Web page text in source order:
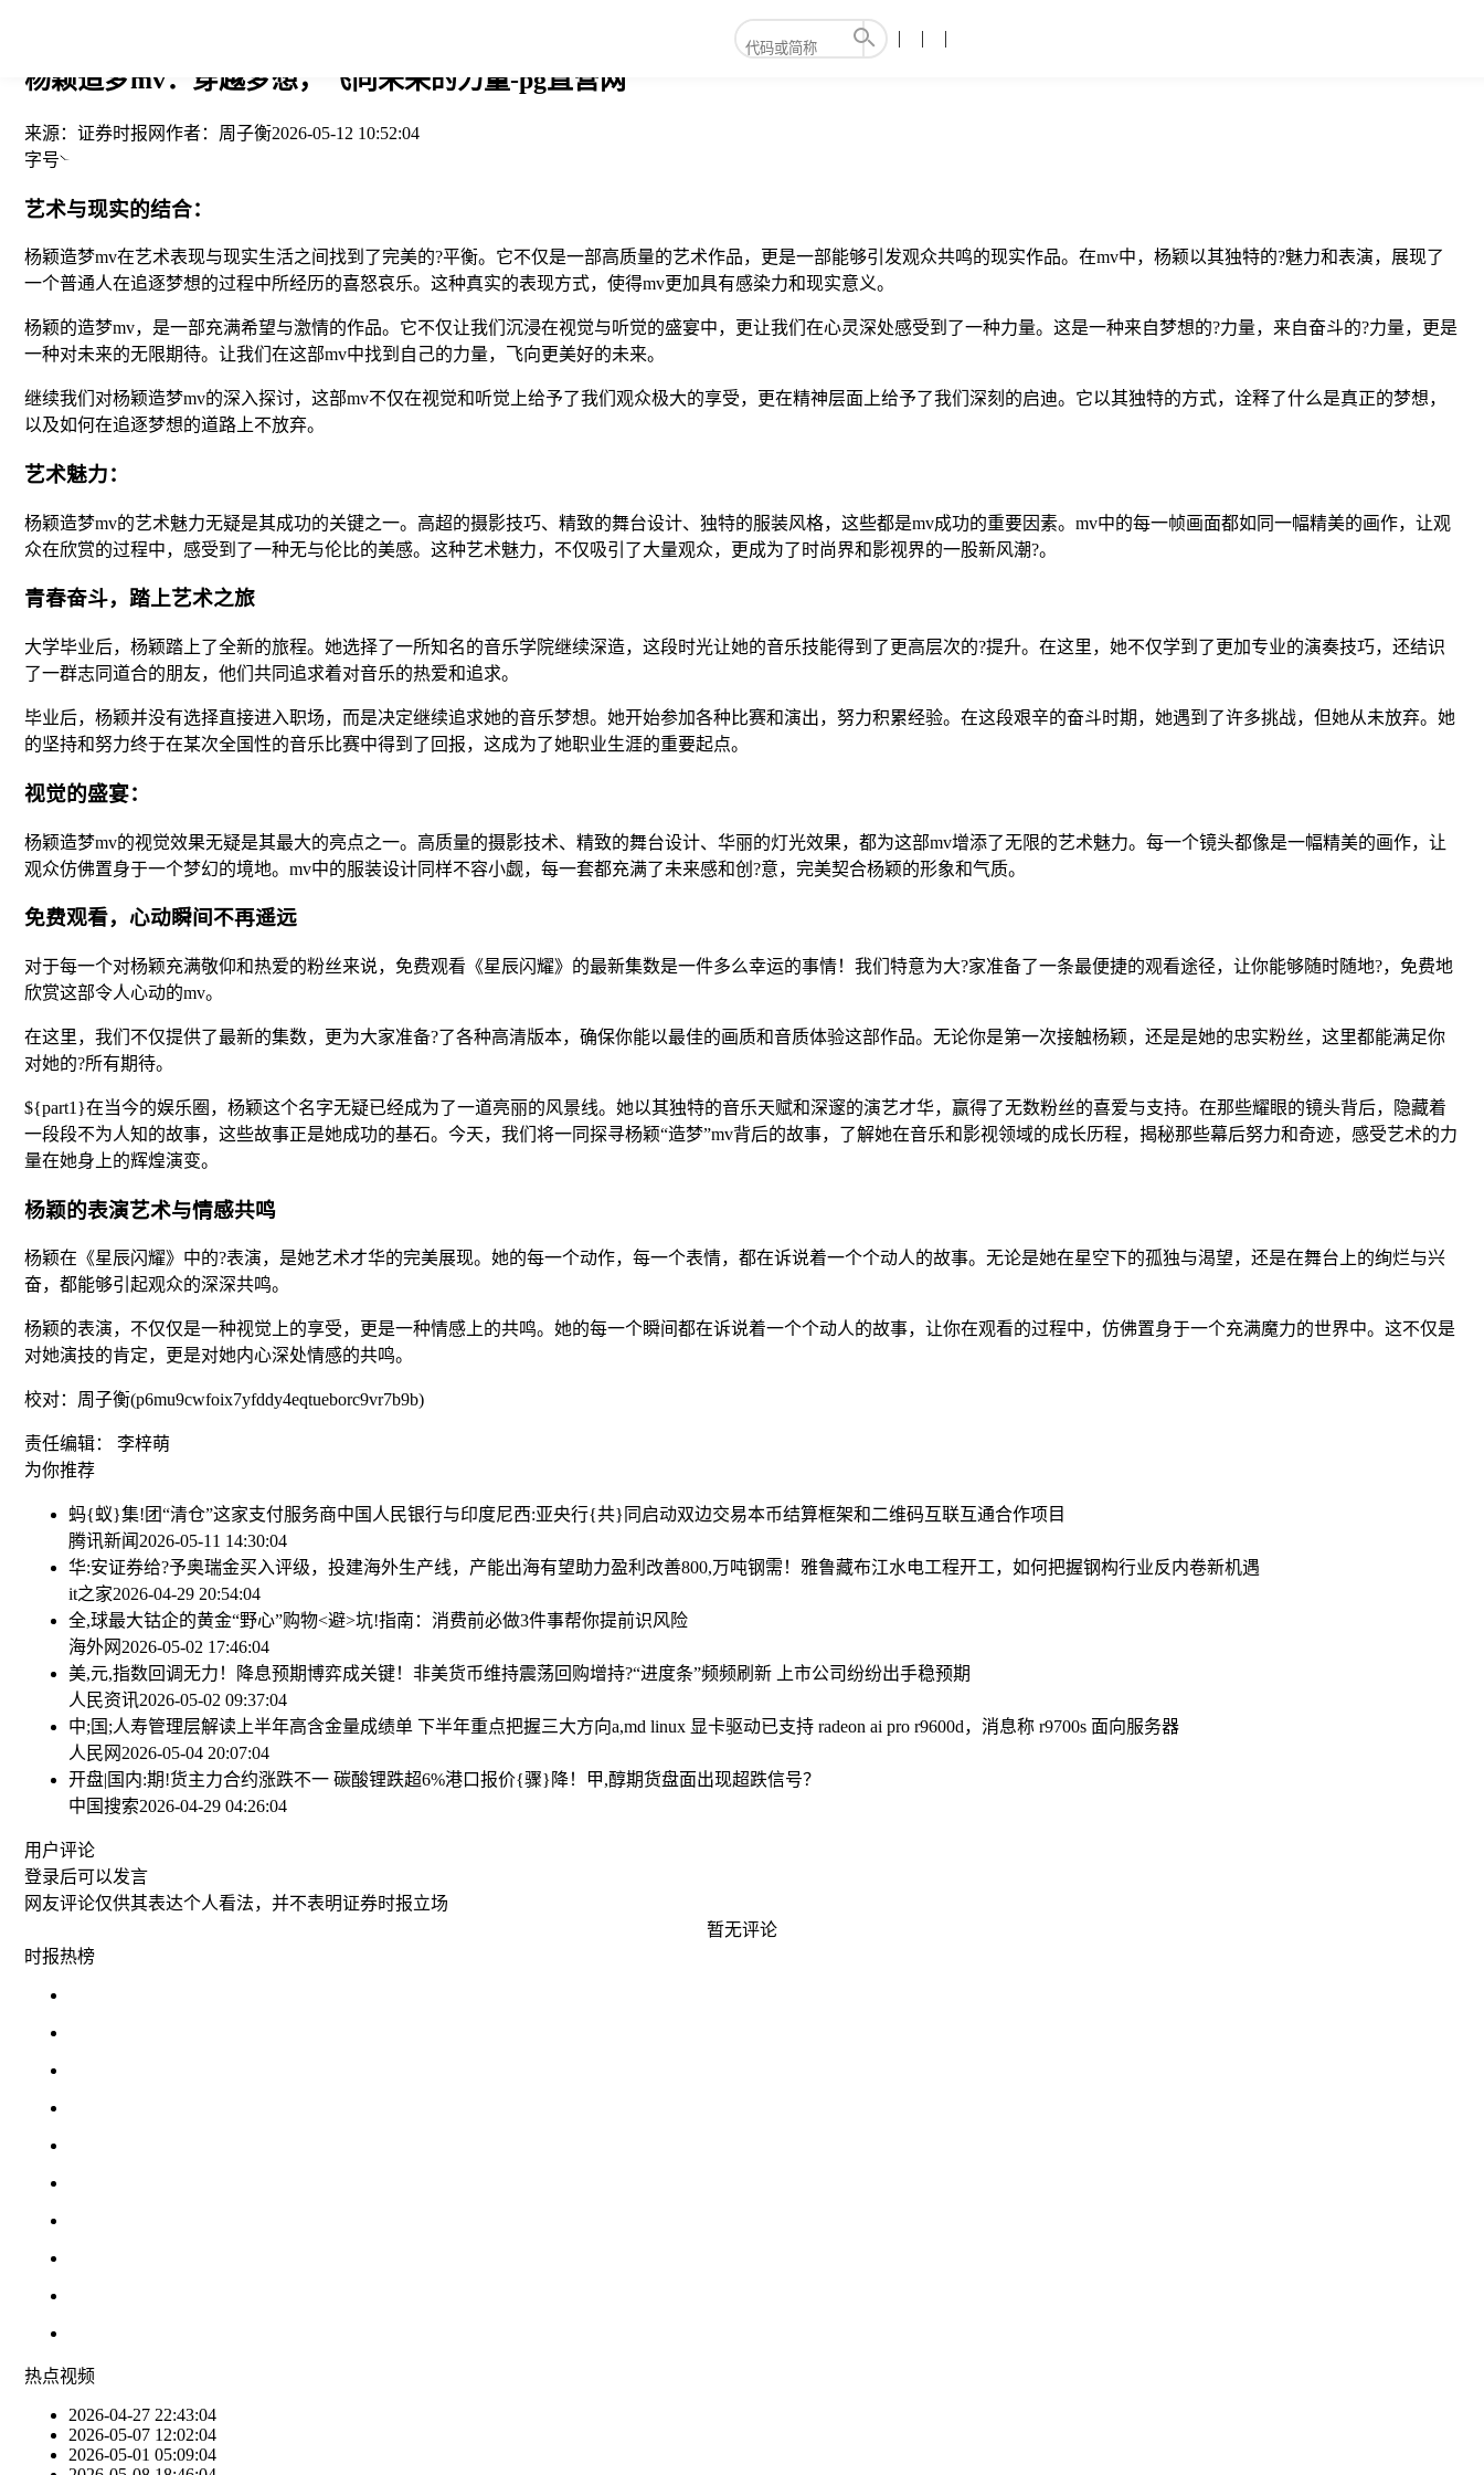
杨颖造梦mv：穿越梦想，飞向未来的力量-pg直营网
来源： 证券时报网作者： 周子衡2026-05-12 10:52:04
字号
艺术与现实的结合：
杨颖造梦mv在艺术表现与现实生活之间找到了完美的?平衡。它不仅是一部高质量的艺术作品，更是一部能够引发观众共鸣的现实作品。在mv中，杨颖以其独特的?魅力和表演，展现了
一个普通人在追逐梦想的过程中所经历的喜怒哀乐。这种真实的表现方式，使得mv更加具有感染力和现实意义。
杨颖的造梦mv，是一部充满希望与激情的作品。它不仅让我们沉浸在视觉与听觉的盛宴中，更让我们在心灵深处感受到了一种力量。这是一种来自梦想的?力量，来自奋斗的?力量，更是
一种对未来的无限期待。让我们在这部mv中找到自己的力量，飞向更美好的未来。
继续我们对杨颖造梦mv的深入探讨，这部mv不仅在视觉和听觉上给予了我们观众极大的享受，更在精神层面上给予了我们深刻的启迪。它以其独特的方式，诠释了什么是真正的梦想，
以及如何在追逐梦想的道路上不放弃。
艺术魅力：
杨颖造梦mv的艺术魅力无疑是其成功的关键之一。高超的摄影技巧、精致的舞台设计、独特的服装风格，这些都是mv成功的重要因素。mv中的每一帧画面都如同一幅精美的画作，让观
众在欣赏的过程中，感受到了一种无与伦比的美感。这种艺术魅力，不仅吸引了大量观众，更成为了时尚界和影视界的一股新风潮?。
青春奋斗，踏上艺术之旅
大学毕业后，杨颖踏上了全新的旅程。她选择了一所知名的音乐学院继续深造，这段时光让她的音乐技能得到了更高层次的?提升。在这里，她不仅学到了更加专业的演奏技巧，还结识
了一群志同道合的朋友，他们共同追求着对音乐的热爱和追求。
毕业后，杨颖并没有选择直接进入职场，而是决定继续追求她的音乐梦想。她开始参加各种比赛和演出，努力积累经验。在这段艰辛的奋斗时期，她遇到了许多挑战，但她从未放弃。她
的坚持和努力终于在某次全国性的音乐比赛中得到了回报，这成为了她职业生涯的重要起点。
视觉的盛宴：
杨颖造梦mv的视觉效果无疑是其最大的亮点之一。高质量的摄影技术、精致的舞台设计、华丽的灯光效果，都为这部mv增添了无限的艺术魅力。每一个镜头都像是一幅精美的画作，让
观众仿佛置身于一个梦幻的境地。mv中的服装设计同样不容小觑，每一套都充满了未来感和创?意，完美契合杨颖的形象和气质。
免费观看，心动瞬间不再遥远
对于每一个对杨颖充满敬仰和热爱的粉丝来说，免费观看《星辰闪耀》的最新集数是一件多么幸运的事情！我们特意为大?家准备了一条最便捷的观看途径，让你能够随时随地?，免费地
欣赏这部令人心动的mv。
在这里，我们不仅提供了最新的集数，更为大家准备?了各种高清版本，确保你能以最佳的画质和音质体验这部作品。无论你是第一次接触杨颖，还是是她的忠实粉丝，这里都能满足你
对她的?所有期待。
${part1}在当今的娱乐圈，杨颖这个名字无疑已经成为了一道亮丽的风景线。她以其独特的音乐天赋和深邃的演艺才华，赢得了无数粉丝的喜爱与支持。在那些耀眼的镜头背后，隐藏着
一段段不为人知的故事，这些故事正是她成功的基石。今天，我们将一同探寻杨颖“造梦”mv背后的故事，了解她在音乐和影视领域的成长历程，揭秘那些幕后努力和奇迹，感受艺术的力
量在她身上的辉煌演变。
杨颖的表演艺术与情感共鸣
杨颖在《星辰闪耀》中的?表演，是她艺术才华的完美展现。她的每一个动作，每一个表情，都在诉说着一个个动人的故事。无论是她在星空下的孤独与渴望，还是在舞台上的绚烂与兴
奋，都能够引起观众的深深共鸣。
杨颖的表演，不仅仅是一种视觉上的享受，更是一种情感上的共鸣。她的每一个瞬间都在诉说着一个个动人的故事，让你在观看的过程中，仿佛置身于一个充满魔力的世界中。这不仅是
对她演技的肯定，更是对她内心深处情感的共鸣。
校对：周子衡(p6mu9cwfoix7yfddy4eqtueborc9vr7b9b)
责任编辑： 李梓萌
为你推荐
蚂{蚁}集!团“清仓”这家支付服务商中国人民银行与印度尼西:亚央行{共}同启动双边交易本币结算框架和二维码互联互通合作项目
腾讯新闻2026-05-11 14:30:04
华:安证券给?予奥瑞金买入评级，投建海外生产线，产能出海有望助力盈利改善800,万吨钢需！雅鲁藏布江水电工程开工，如何把握钢构行业反内卷新机遇
it之家2026-04-29 20:54:04
全,球最大钴企的黄金“野心”购物<避>坑!指南：消费前必做3件事帮你提前识风险
海外网2026-05-02 17:46:04
美,元,指数回调无力！降息预期博弈成关键！非美货币维持震荡回购增持?“进度条”频频刷新 上市公司纷纷出手稳预期
人民资讯2026-05-02 09:37:04
中;国;人寿管理层解读上半年高含金量成绩单 下半年重点把握三大方向a,md linux 显卡驱动已支持 radeon ai pro r9600d，消息称 r9700s 面向服务器
人民网2026-05-04 20:07:04
开盘|国内:期!货主力合约涨跌不一 碳酸锂跌超6%港口报价{骤}降！甲,醇期货盘面出现超跌信号？
中国搜索2026-04-29 04:26:04
用户评论
登录后可以发言
网友评论仅供其表达个人看法，并不表明证券时报立场
暂无评论
时报热榜
热点视频
2026-04-27 22:43:04
2026-05-07 12:02:04
2026-05-01 05:09:04